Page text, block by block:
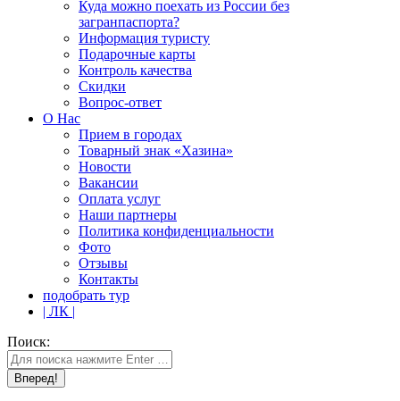
Куда можно поехать из России без
загранпаспорта?
Информация туристу
Подарочные карты
Контроль качества
Скидки
Вопрос-ответ
О Нас
Прием в городах
Товарный знак «Хазина»
Новости
Вакансии
Оплата услуг
Наши партнеры
Политика конфиденциальности
Фото
Отзывы
Контакты
подобрать тур
| ЛК |
Поиск: